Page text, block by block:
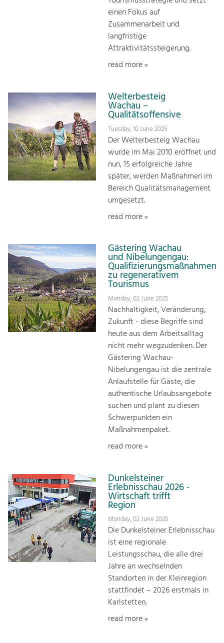
einen Fokus auf
Zusammenarbeit und
langfristige
Attraktivitätssteigerung.
read more »
Welterbesteig
Wachau –
Qualitätsoffensive
Tuesday, 10 June 2025
Der Welterbesteig Wachau
wurde im Mai 2010 eröffnet und
nun, 15 erfolgreiche Jahre
später, werden Maßnahmen im
Bereich Qualitätsmanagement
umgesetzt.
read more »
Gästering Wachau
und Nibelungengau:
Qualifizierungsmaßnahmen
zu regenerativem
Tourismus
Monday, 02 June 2025
Nachhaltigkeit, Veränderung,
Zukunft - diese Begriffe sind
heute aus dem Arbeitsalltag
nicht mehr wegzudenken. Der
Gästering Wachau-
Nibelungengau ist die zentrale
Anlaufstelle für Gäste, die
authentische Urlaubsangebote
suchen und plant zu diesen
Schwerpunkten ein
Maßnahmenpaket.
read more »
Dunkelsteiner
Erlebnisschau 2026 -
Wirtschaft trifft
Region
Monday, 02 June 2025
Die Dunkelsteiner Erlebnisschau
ist eine regionale
Leistungsschau, die alle drei
Jahre an wechselnden
Standorten in der Kleinregion
stattfindet – 2026 erstmals in
Karlstetten.
read more »